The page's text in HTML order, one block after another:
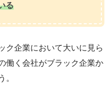
る
ク企業において大いに見ら
働く会社がブラック企業か
。